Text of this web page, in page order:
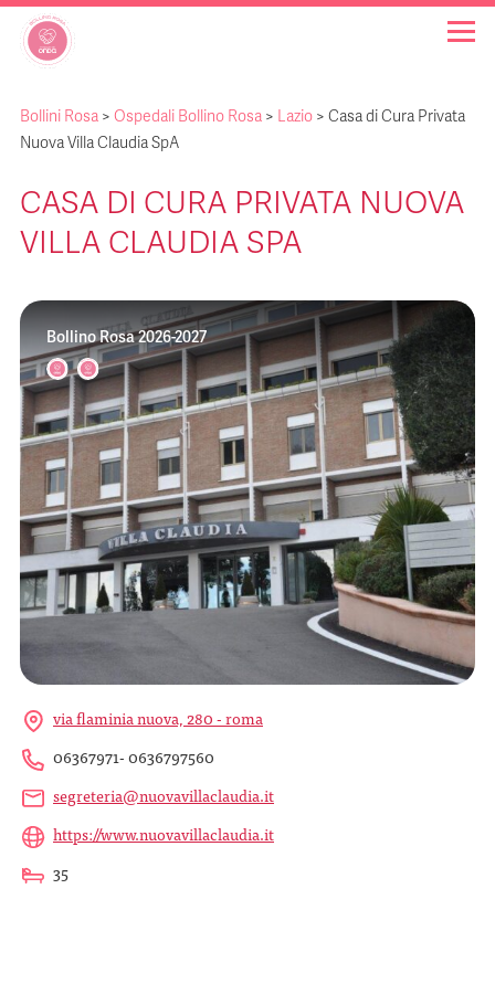
OSPEDALI BOLLINO ROSA
INIZIATIVE
FAQ
CHI SIAMO
Bollini Rosa > Ospedali Bollino Rosa > Lazio > Casa di Cura Privata
Nuova Villa Claudia SpA
CASA DI CURA PRIVATA NUOVA
VILLA CLAUDIA SPA
Bollino Rosa 2026-2027
via flaminia nuova, 280 - roma
06367971- 0636797560
segreteria@nuovavillaclaudia.it
https://www.nuovavillaclaudia.it
35